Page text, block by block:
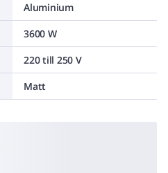
Aluminium
3600 W
220 till 250 V
Matt